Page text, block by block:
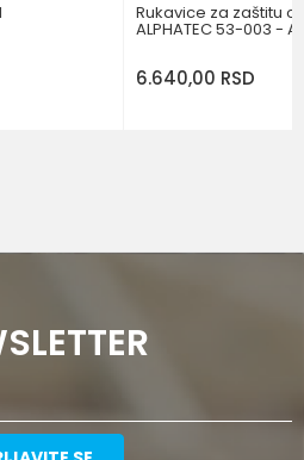
Rukavice za zaštitu
ALPHATEC 53-003 -
6.640,00 RSD